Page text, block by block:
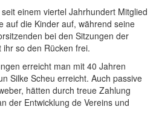
einem viertel Jahrhundert Mitglied
auf die Kinder auf, während seine
bei den Sitzungen der
so den Rücken frei.
erreicht man mit 40 Jahren
Silke Scheu erreicht. Auch passive
hätten durch treue Zahlung
der Entwicklung de Vereins und